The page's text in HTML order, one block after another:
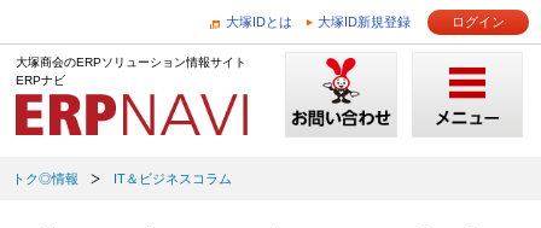
大塚IDとは 大塚ID新規登録 ログイン
大塚商会のERPソリューション情報サイト
ERPナビ
トク◎情報 IT＆ビジネスコラム